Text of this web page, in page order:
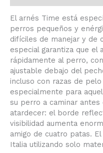
El arnés Time está
perros pequeños y
difíciles de manejar y de
especial garantiza que el
rápidamente al perro,
ajustable debajo del
incluso con razas de
especialmente para
su perro a caminar
atardecer: el borde
visibilidad aumenta
amigo de cuatro patas.
Italia utilizando solo